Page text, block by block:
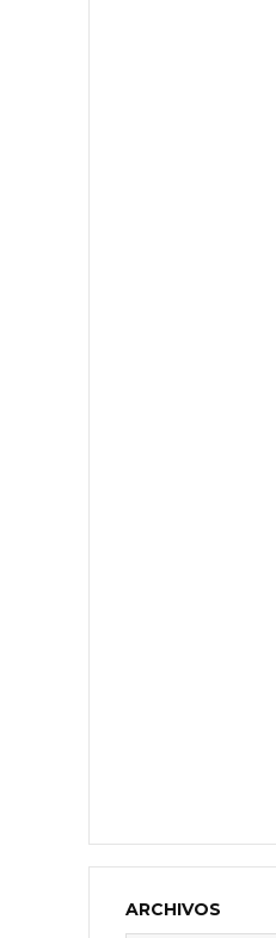
ARCHIVOS